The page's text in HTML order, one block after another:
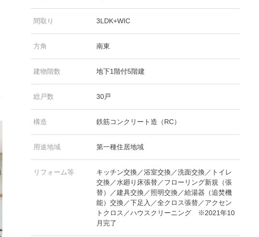
間取り 3LDK+WIC
方角 南東
建物階数 地下1階付5階建
総戸数 30戸
構造 鉄筋コンクリート造（RC）
用途地域 第一種住居地域
リフォーム等
キッチン交換／浴室交換／洗面交換／トイレ
交換／水廻り床張替／フローリング新規（張
替）／建具交換／照明交換／給湯器（追焚機
能）交換／下足入／全クロス張替／アクセン
トクロス／ハウスクリーニング ※2021年10
月完了